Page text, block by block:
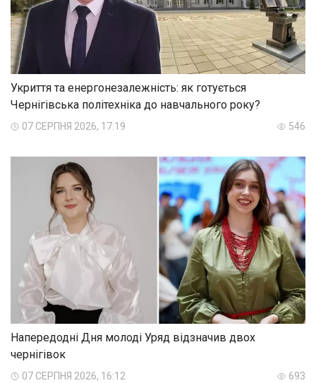
Укриття та енергонезалежність: як готується
Чернігівська політехніка до навчального року?
07 СЕРПНЯ 2026, 17:19 546
Напередодні Дня молоді Уряд відзначив двох
чернігівок
07 СЕРПНЯ 2026, 16:12 693